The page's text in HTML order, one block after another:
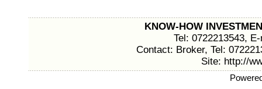
KNOW-HOW
Tel: 0722213543,
Contact: Broker, Tel:
Site: http://